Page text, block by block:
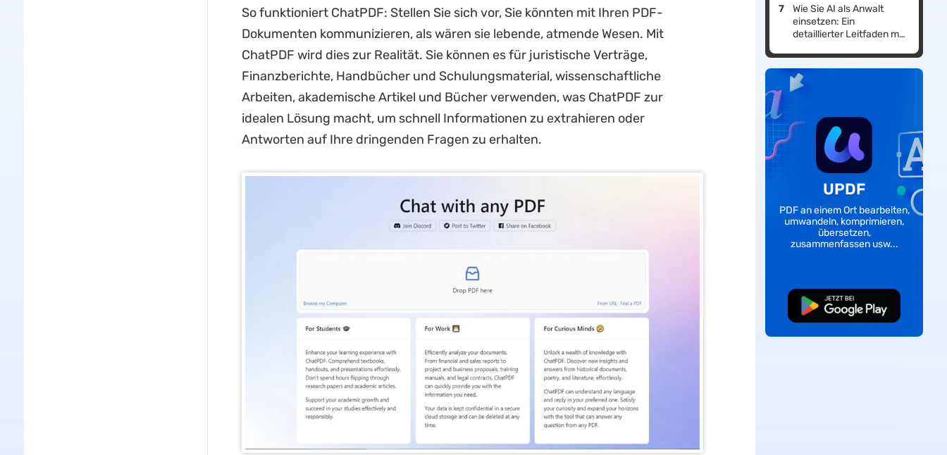
So funktioniert ChatPDF: Stellen Sie sich vor, Sie könnten mit Ihren PDF-
Dokumenten kommunizieren, als wären sie lebende, atmende Wesen. Mit
ChatPDF wird dies zur Realität. Sie können es für juristische Verträge,
Finanzberichte, Handbücher und Schulungsmaterial, wissenschaftliche
Arbeiten, akademische Artikel und Bücher verwenden, was ChatPDF zur
idealen Lösung macht, um schnell Informationen zu extrahieren oder
Antworten auf Ihre dringenden Fragen zu erhalten.
Wie Sie AI als Anwalt
einsetzen: Ein
detaillierter Leitfaden mit
UPDF
PDF an einem Ort bearbeiten,
umwandeln, komprimieren,
übersetzen,
zusammenfassen usw...
Kostenloser
Download